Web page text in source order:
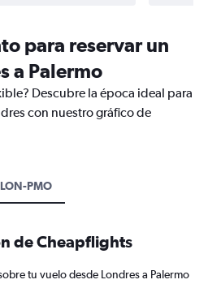
para reservar un
a Palermo
Descubre la época ideal para
con nuestro gráfico de
LON-PMO
de Cheapflights
tu vuelo desde Londres a Palermo